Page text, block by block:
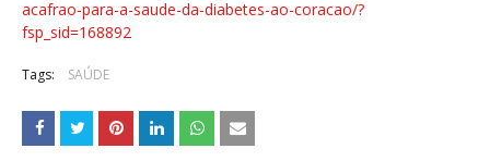
acafrao-para-a-saude-da-diabetes-ao-coracao/?
fsp_sid=168892
Tags: SAÚDE